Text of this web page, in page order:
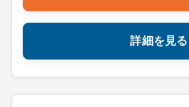
詳細を見る